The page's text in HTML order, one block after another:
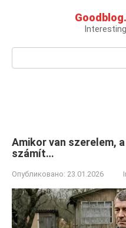
Поиск:
Amikor van szerelem,
számít…
Опубликовано: 23.01.2026